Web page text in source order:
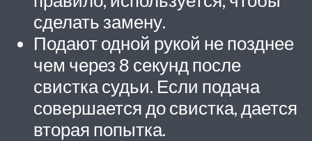
сделать замену.
Подают одной рукой не позднее
чем через 8 секунд после
свистка судьи. Если подача
совершается до свистка, дается
вторая попытка.